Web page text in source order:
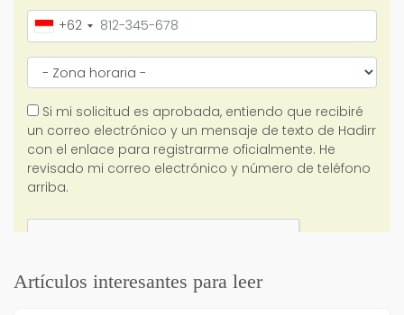
Artículos interesantes para leer